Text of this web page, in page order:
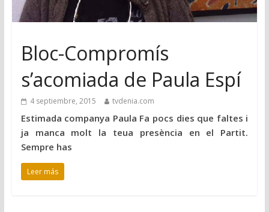
Bloc-Compromís
s’acomiada de Paula Espí
4 septiembre, 2015 tvdenia.com
Estimada companya Paula Fa pocs dies que faltes i
ja manca molt la teua presència en el Partit.
Sempre has
Leer más